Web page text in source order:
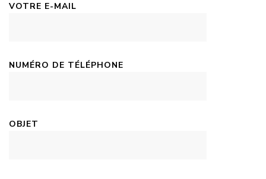
VOTRE E-MAIL
NUMÉRO DE TÉLÉPHONE
OBJET